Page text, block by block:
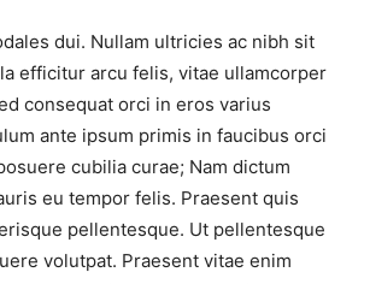
dui. Nullam ultricies ac nibh sit
efficitur arcu felis, vitae ullamcorper
consequat orci in eros varius
ante ipsum primis in faucibus orci
cubilia curae; Nam dictum
eu tempor felis. Praesent quis
pellentesque. Ut pellentesque
volutpat. Praesent vitae enim